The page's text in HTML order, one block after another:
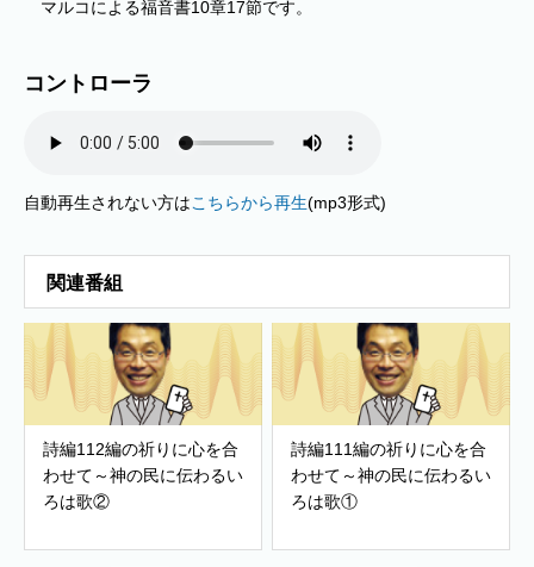
マルコによる福音書10章17節です。
コントローラ
自動再生されない方はこちらから再生(mp3形式)
関連番組
詩編112編の祈りに心を合
わせて～神の民に伝わるい
ろは歌②
詩編111編の祈りに心を合
わせて～神の民に伝わるい
ろは歌①